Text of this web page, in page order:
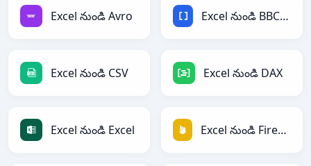
Excel నుండి Avro Excel నుండి BBCode
Excel నుండి CSV Excel నుండి DAX
Excel నుండి Excel Excel నుండి Firebase